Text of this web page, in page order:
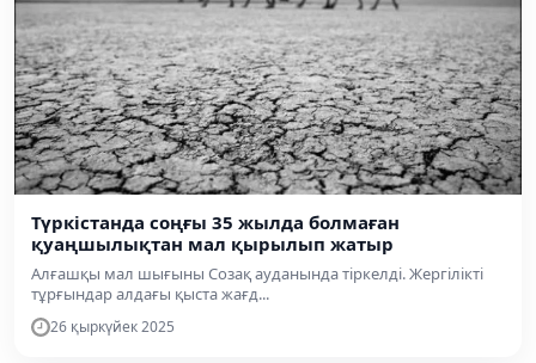
Түркістанда соңғы 35 жылда болмаған
қуаңшылықтан мал қырылып жатыр
Алғашқы мал шығыны Созақ ауданында тіркелді. Жергілікті
тұрғындар алдағы қыста жағд...
26 қыркүйек 2025